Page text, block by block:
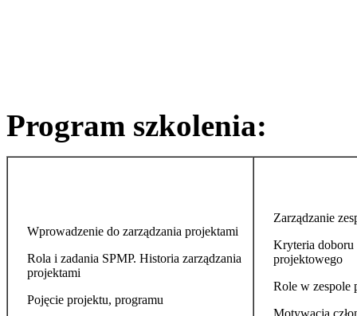
Program szkolenia:
Wprowadzenie do zarządzania projektami
Rola i zadania SPMP. Historia zarządzania
projektami
Pojęcie projektu, programu
Zarządzanie
Kryteria doboru
projektowego
Role w zespole
Motywacja